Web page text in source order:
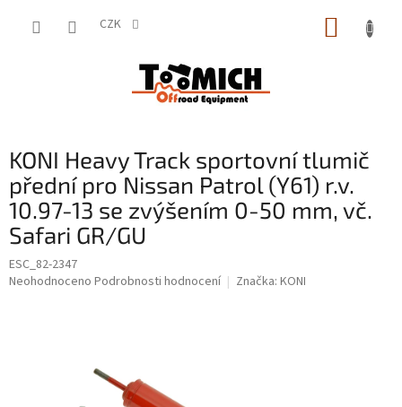
CZK
KONI Heavy Track sportovní tlumič
přední pro Nissan Patrol (Y61) r.v.
10.97-13 se zvýšením 0-50 mm, vč.
Safari GR/GU
ESC_82-2347
Průměrné
Neohodnoceno Podrobnosti hodnocení Značka: KONI